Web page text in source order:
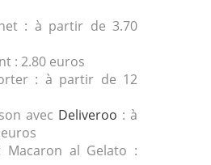
: à partir de 3.70
: 2.80 euros
: à partir de 12
avec Deliveroo : à
Macaron al Gelato :